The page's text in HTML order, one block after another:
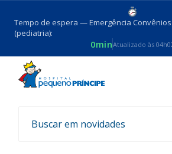
Tempo de espera — Emergência
(pediatria):
0minAtualizado às
Voltar
Coronavirus